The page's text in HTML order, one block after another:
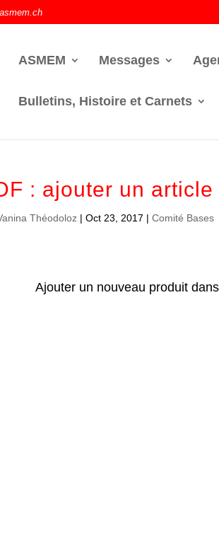
ASMEM Messages
Bulletins, Histoire et Carnets
: ajouter un
Théodoloz |Oct 23, 2017 |Comité Bases
Ajouter un nouveau produit